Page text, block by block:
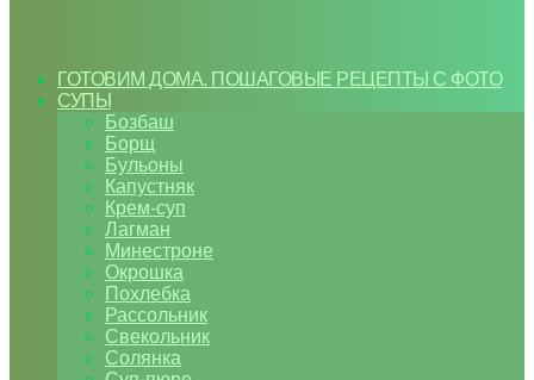
ГОТОВИМ ДОМА. ПОШАГОВЫЕ РЕЦЕПТЫ С ФОТО
СУПЫ
Бозбаш
Борщ
Бульоны
Капустняк
Крем-суп
Лагман
Минестроне
Окрошка
Похлебка
Рассольник
Свекольник
Солянка